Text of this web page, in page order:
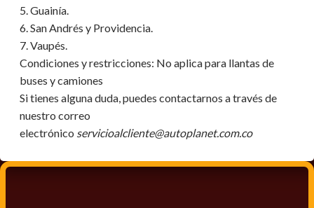
5. Guainía.
6. San Andrés y Providencia.
7. Vaupés.
Condiciones y restricciones: No aplica para llantas de
buses y camiones
Si tienes alguna duda, puedes contactarnos a través de
nuestro correo
electrónico servicioalcliente@autoplanet.com.co